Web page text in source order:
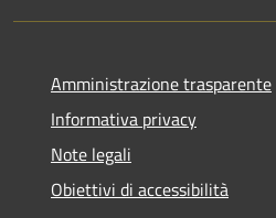
Amministrazione trasparente
Informativa privacy
Note legali
Obiettivi di accessibilità